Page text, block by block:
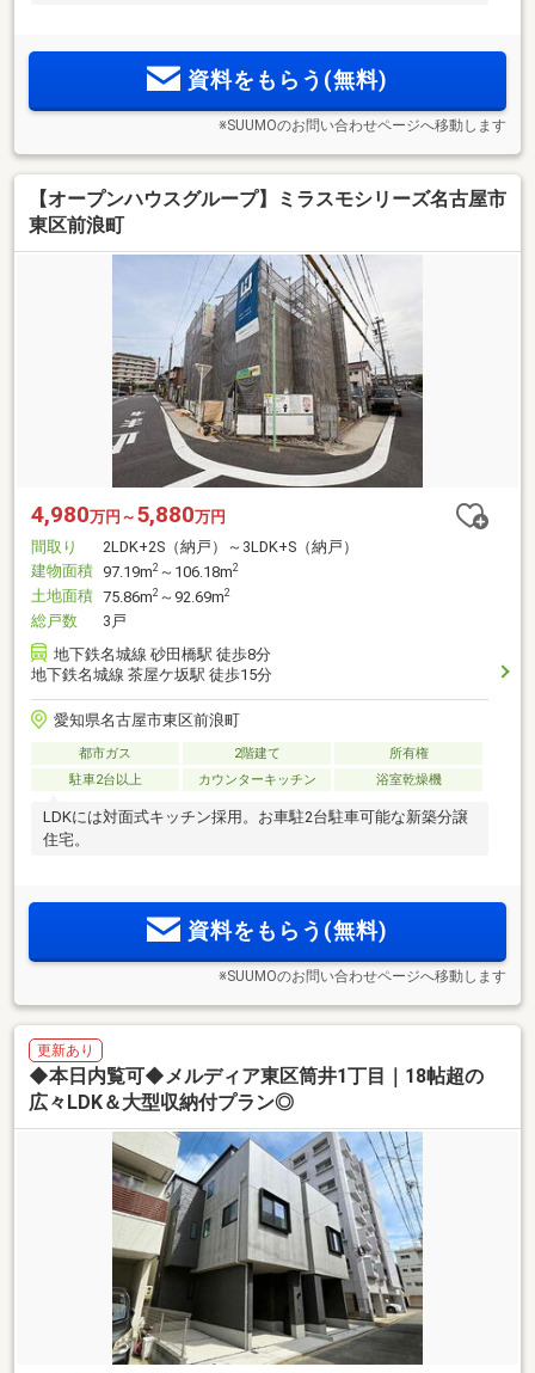
資料をもらう(無料)
※SUUMOのお問い合わせページへ移動します
【オープンハウスグループ】ミラスモシリーズ名古屋市
東区前浪町
4,980万円～ 5,880万円
間取り
2LDK+2S（納戸）～3LDK+S（納戸）
建物面積 97.19m2 ～106.18m2
土地面積 75.86m2 ～92.69m2
総戸数
3戸
地下鉄名城線 砂田橋駅 徒歩8分
地下鉄名城線 茶屋ケ坂駅 徒歩15分
愛知県名古屋市東区前浪町
都市ガス 2階建て
所有権
駐車2台以上
カウンターキッチン 浴室乾燥機
LDKには対面式キッチン採用。お車駐2台駐車可能な新築分譲
住宅。
資料をもらう(無料)
※SUUMOのお問い合わせページへ移動します
更新あり
◆本日内覧可◆メルディア東区筒井1丁目｜18帖超の
広々LDK＆大型収納付プラン◎